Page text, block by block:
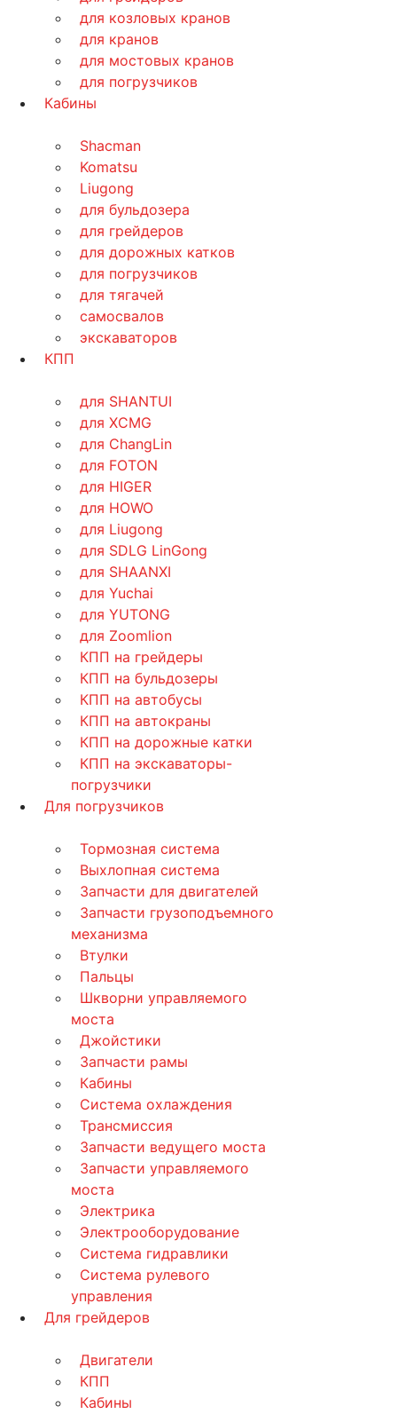
для козловых кранов
для кранов
для мостовых кранов
для погрузчиков
Кабины
Shacman
Komatsu
Liugong
для бульдозера
для грейдеров
для дорожных катков
для погрузчиков
для тягачей
самосвалов
экскаваторов
КПП
для SHANTUI
для XCMG
для ChangLin
для FOTON
для HIGER
для HOWO
для Liugong
для SDLG LinGong
для SHAANXI
для Yuchai
для YUTONG
для Zoomlion
КПП на грейдеры
КПП на бульдозеры
КПП на автобусы
КПП на автокраны
КПП на дорожные катки
КПП на экскаваторы-
погрузчики
Для погрузчиков
Тормозная система
Выхлопная система
Запчасти для двигателей
Запчасти грузоподъемного
механизма
Втулки
Пальцы
Шкворни управляемого
моста
Джойстики
Запчасти рамы
Кабины
Система охлаждения
Трансмиссия
Запчасти ведущего моста
Запчасти управляемого
моста
Электрика
Электрооборудование
Система гидравлики
Система рулевого
управления
Для грейдеров
Двигатели
КПП
Кабины